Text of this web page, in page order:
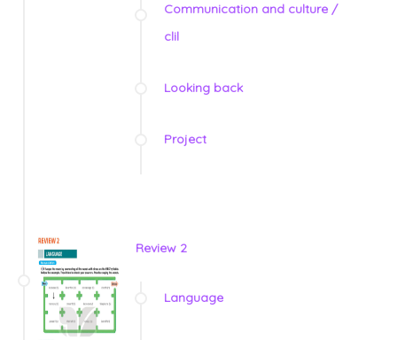
Communication and culture /
clil
Looking back
Project
Review 2
Language